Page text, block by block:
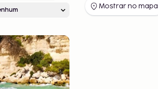
Mostrar no mapa